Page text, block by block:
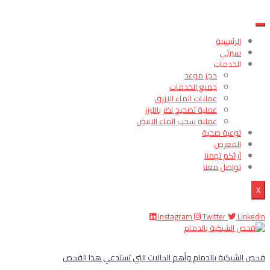
الرئيسية
سيرتي
الخدمات
حجز موعد
جميع الخدمات
عمليات الماء الازرق
عملية تصحيح نظر بالليزر
عملية سحب الماء الابيض
توعية صحية
المعرض
آرائكم تهمنا
تواصل معنا
X
Instagram Twitter Linkedin
فحص الشبكية بالدمام وأهم الحالات التي تستدعي هذا الفحص